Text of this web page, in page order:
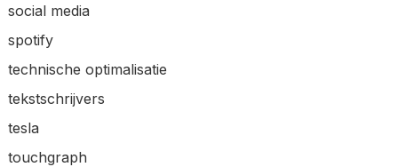
social media
spotify
technische optimalisatie
tekstschrijvers
tesla
touchgraph